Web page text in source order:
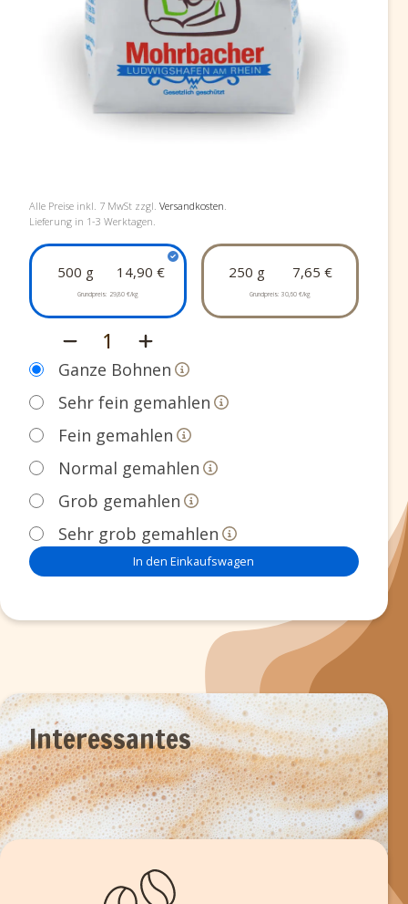
Alle Preise inkl. 7 MwSt zzgl. Versandkosten.
Lieferung in 1-3 Werktagen.
500 g 14,90 €
Grundpreis: 29,80 €/kg
1
250 g 7,65 €
Grundpreis: 30,60 €/kg
Ganze Bohnen
Sehr fein gemahlen
Fein gemahlen
Normal gemahlen
Grob gemahlen
Sehr grob gemahlen
In den Einkaufswagen
Interessantes